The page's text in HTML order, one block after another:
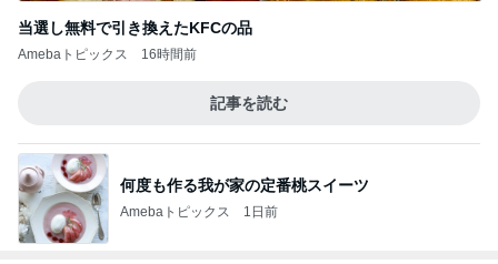
当選し無料で引き換えたKFCの品
Amebaトピックス 16時間前
記事を読む
何度も作る我が家の定番桃スイーツ
Amebaトピックス 1日前